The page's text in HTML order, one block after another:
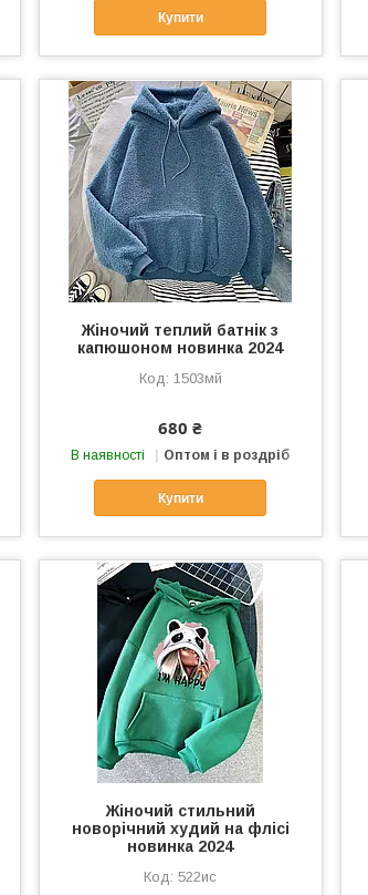
Купити
Жіночий теплий батнік з
капюшоном новинка 2024
1503мй
680 ₴
В наявності Оптом і в роздріб
Купити
Жіночий стильний
новорічний худий на флісі
новинка 2024
522ис